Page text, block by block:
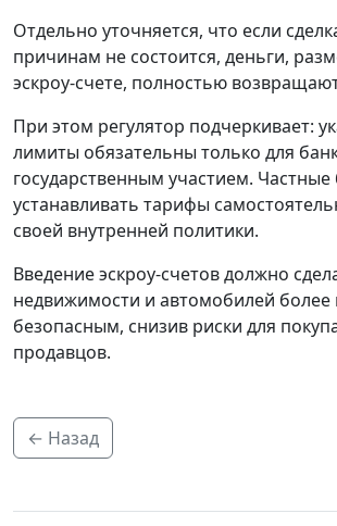
Отдельно уточняется, что если
причинам не состоится, деньги,
эскроу-счете, полностью
При этом регулятор подчеркивает:
лимиты обязательны только для
государственным участием. Частные
устанавливать тарифы
своей внутренней политики.
Введение эскроу-счетов должно
недвижимости и автомобилей
безопасным, снизив риски для
продавцов.
← Назад